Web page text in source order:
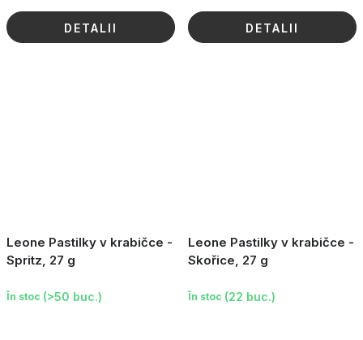
DETALII DETALII
Leone Pastilky v krabičce -
Spritz, 27 g
În stoc (>50 buc.)
Leone Pastilky v krabičce -
Skořice, 27 g
În stoc (22 buc.)